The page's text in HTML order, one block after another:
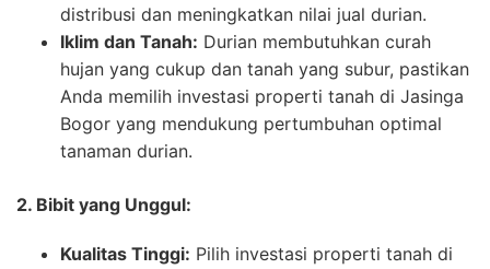
distribusi dan meningkatkan nilai jual durian.
Iklim dan Tanah: Durian membutuhkan curah
hujan yang cukup dan tanah yang subur, pastikan
Anda memilih investasi properti tanah di Jasinga
Bogor yang mendukung pertumbuhan optimal
tanaman durian.
2. Bibit yang Unggul:
Kualitas Tinggi: Pilih investasi properti tanah di